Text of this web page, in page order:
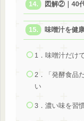
図解②｜40
味噌汁を健
1．味噌汁だけ
2．「発酵食品
い
3．濃い味を習